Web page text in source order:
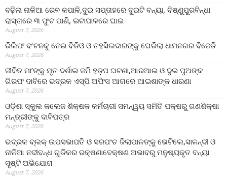
ବଢ଼ିଲା ନାଳିଆ ରେବ କପାଳି,ଦୁଇ ସପ୍ତାହରେ ଦୁଇଟି ବନ୍ୟା, ବିଷ୍ଣୁପୁରବିନ୍ଧା
ରାସ୍ତାରେ ୩ ଫୁଟ ପାଣି, ଇଟାପାଳରେ ଘାଇ
August 7, 2026
ରିଲିଫ ବଂଟନକୁ ନେଇ ବିଡିଓ ଓ ତହସିଲଦାରଙ୍କୁ ଘେରିଲା ଧାମନଗର ବିଜେଡି
August 7, 2026
ଜୀବିତ ମା’ଙ୍କୁ ମୃତ ଦର୍ଶାଇ ଜମି ହଡ଼ପ ଘଟଣା,ଆରଆଇ ଓ ଦୁଇ ପୁଅଙ୍କ
ଗିରଫ ଦାବିରେ ଭଦ୍ରକ ଏସ୍‌ପି ଅଫିସ ଆଗରେ ଆଇଶାଙ୍କ ଧାରଣା
August 7, 2026
ଓଡ଼ିଶା ସ୍କୁଲ କଲେଜ ଶିକ୍ଷକ କର୍ମଚାରୀ ସମନ୍ୱୟ ସମିତି ପକ୍ଷରୁ ଗଣଶିକ୍ଷା
ମନ୍ତ୍ରୀଙ୍କୁ ଦାବିପତ୍ର
August 7, 2026
ଭଦ୍ରକ ବ୍ଲକ୍ ଉପସଭାପତି ଓ ସରପଂଚ ଜିଲାପାଳଙ୍କୁ ଭେଟିଲେ,ସାଳନ୍ଦୀ ଓ
ନାଳିଆ ନଦୀବନ୍ଧ ଗୁଡିକର ରକ୍ଷଣାବେକ୍ଷଣ ଅଭାବରୁ ମନୁଷ୍ୟକୃତ ବନ୍ୟା
ସୃଷ୍ଟି ଅଭିଯୋଗ
August 7, 2026